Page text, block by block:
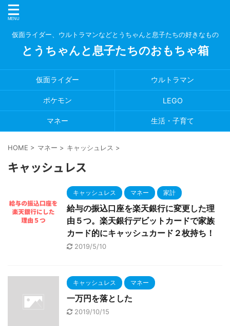
仮面ライダー、ウルトラマンなどとうちゃんと息子たちの好きなもの
とうちゃんと息子たちのおもちゃ箱
仮面ライダー ウルトラマン
ポケモン LEGO
マネー 生活・子育て
HOME > マネー > キャッシュレス >
キャッシュレス
キャッシュレス マネー 家計
給与の振込口座を楽天銀行に変更した理
由５つ。楽天銀行デビットカードで家族
カード的にキャッシュカード２枚持ち！
2019/5/10
キャッシュレス マネー
一万円を落とした
2019/10/15